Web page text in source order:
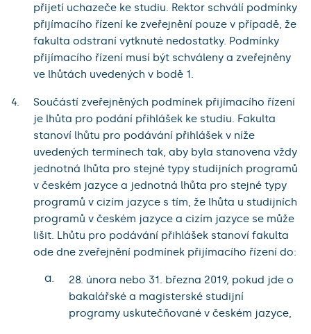
přijetí uchazeče ke studiu. Rektor schválí podmínky
přijímacího řízení ke zveřejnění pouze v případě, že
fakulta odstraní vytknuté nedostatky. Podmínky
přijímacího řízení musí být schváleny a zveřejněny
ve lhůtách uvedených v bodě 1.
Součástí zveřejněných podmínek přijímacího řízení
je lhůta pro podání přihlášek ke studiu. Fakulta
stanoví lhůtu pro podávání přihlášek v níže
uvedených termínech tak, aby byla stanovena vždy
jednotná lhůta pro stejné typy studijních programů
v českém jazyce a jednotná lhůta pro stejné typy
programů v cizím jazyce s tím, že lhůta u studijních
programů v českém jazyce a cizím jazyce se může
lišit. Lhůtu pro podávání přihlášek stanoví fakulta
ode dne zveřejnění podmínek přijímacího řízení do:
a.
28. února nebo 31. března 2019, pokud jde o
bakalářské a magisterské studijní
programy uskutečňované v českém jazyce,